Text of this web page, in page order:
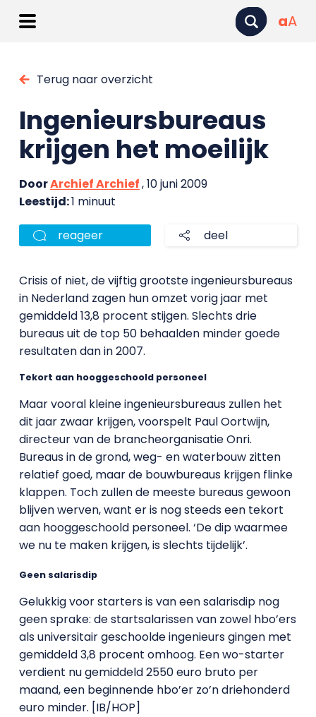
aA
Terug naar overzicht
Ingenieursbureaus
krijgen het moeilijk
DoorArchief Archief, 10 juni 2009
Leestijd:1 minuut
reageer deel
Crisis of niet, de vijftig grootste ingenieursbureaus
in Nederland zagen hun omzet vorig jaar met
gemiddeld 13,8 procent stijgen. Slechts drie
bureaus uit de top 50 behaalden minder goede
resultaten dan in 2007.
Tekort aan hooggeschoold personeel
Maar vooral kleine ingenieursbureaus zullen het
dit jaar zwaar krijgen, voorspelt Paul Oortwijn,
directeur van de brancheorganisatie Onri.
Bureaus in de grond, weg- en waterbouw zitten
relatief goed, maar de bouwbureaus krijgen flinke
klappen. Toch zullen de meeste bureaus gewoon
blijven werven, want er is nog steeds een tekort
aan hooggeschoold personeel. ‘De dip waarmee
we nu te maken krijgen, is slechts tijdelijk’.
Geen salarisdip
Gelukkig voor starters is van een salarisdip nog
geen sprake: de startsalarissen van zowel hbo’ers
als universitair geschoolde ingenieurs gingen met
gemiddeld 3,8 procent omhoog. Een wo-starter
verdient nu gemiddeld 2550 euro bruto per
maand, een beginnende hbo’er zo’n driehonderd
euro minder. [IB/HOP]